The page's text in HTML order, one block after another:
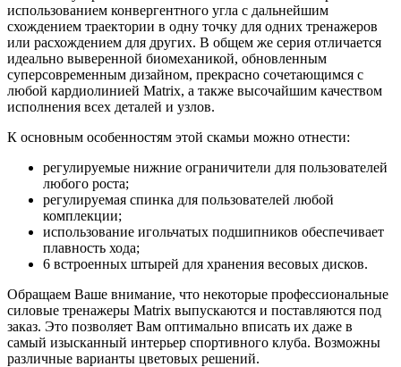
использованием конвергентного угла с дальнейшим
схождением траектории в одну точку для одних тренажеров
или расхождением для других. В общем же серия отличается
идеально выверенной биомеханикой, обновленным
суперсовременным дизайном, прекрасно сочетающимся с
любой кардиолинией Matrix, а также высочайшим качеством
исполнения всех деталей и узлов.
К основным особенностям этой скамьи можно отнести:
регулируемые нижние ограничители для пользователей
любого роста;
регулируемая спинка для пользователей любой
комплекции;
использование игольчатых подшипников обеспечивает
плавность хода;
6 встроенных штырей для хранения весовых дисков.
Обращаем Ваше внимание, что некоторые профессиональные
силовые тренажеры Matrix выпускаются и поставляются под
заказ. Это позволяет Вам оптимально вписать их даже в
самый изысканный интерьер спортивного клуба. Возможны
различные варианты цветовых решений.